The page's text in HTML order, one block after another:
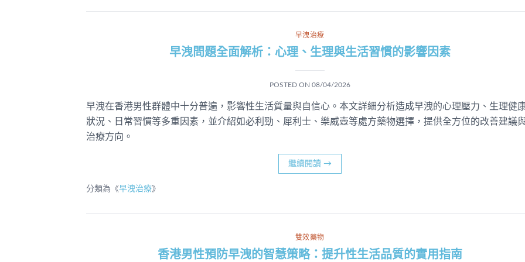
早洩治療
早洩問題全面解析：心理、生理與生活習慣的影響因素
POSTED ON 08/04/2026
早洩在香港男性群體中十分普遍，影響性生活質量與自信心。本文詳細分析造成早洩的心理壓力、生理健
狀況、日常習慣等多重因素，並介紹如必利勁、犀利士、樂威壺等處方藥物選擇，提供全方位的改善建議
治療方向。
繼續閱讀 →
分類為《早洩治療》
雙效藥物
香港男性預防早洩的智慧策略：提升性生活品質的實用指南